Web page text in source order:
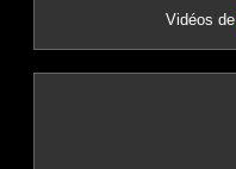
Vidéos de